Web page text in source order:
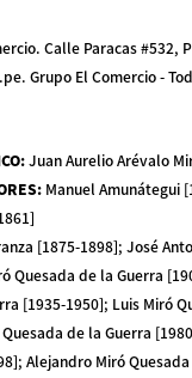
Calle Paracas #532,
Grupo El Comercio -
:Juan Aurelio Arévalo
: Manuel Amunátegui
[1875-1898]; José
Quesada de la Guerra
[1935-1950]; Luis Miró
de la Guerra
Alejandro Miró